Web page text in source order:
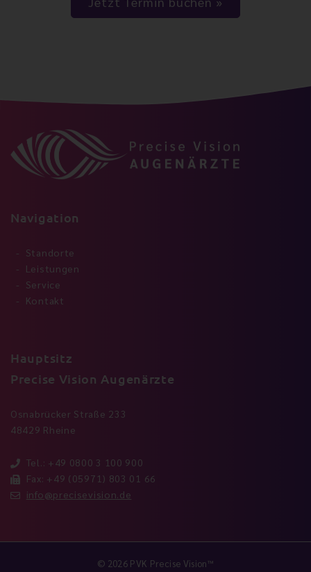
Navigation
Standorte
Leistungen
Service
Kontakt
Hauptsitz
Precise Vision Augenärzte
Osnabrücker Straße 233
48429 Rheine
Tel.: +49 0800 3 100 900
Fax: +49 (05971) 803 01 66
info@precisevision.de
© 2026 PVK Precise Vision™